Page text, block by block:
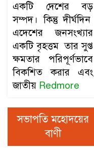
একটি দেশের বড়
সম্পদ। কিন্তু দীর্ঘদিন
এদেশের জনসংখ্যার
একটি বৃহত্তম তার সুপ্ত
ক্ষমতার পরিপূর্ণভাবে
বিকশিত করার এবং
জাতীয় Redmore
সভাপতি মহোদয়ের
বাণী